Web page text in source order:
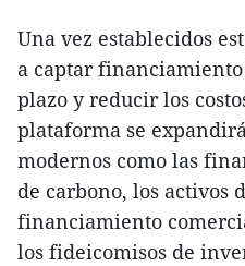
Una vez establecidos
a captar
plazo y reducir los
plataforma se
modernos como las
de carbono, los activos
financiamiento
los fideicomisos de